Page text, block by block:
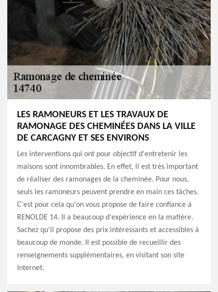
LES RAMONEURS ET LES TRAVAUX DE
RAMONAGE DES CHEMINÉES DANS LA VILLE
DE CARCAGNY ET SES ENVIRONS
Les interventions qui ont pour objectif d'entretenir les
maisons sont innombrables. En effet, il est très important
de réaliser des ramonages de la cheminée. Pour nous,
seuls les ramoneurs peuvent prendre en main ces tâches.
C'est pour cela qu'on vous propose de faire confiance à
RENOLDE 14. Il a beaucoup d'expérience en la matière.
Sachez qu'il propose des prix intéressants et accessibles à
beaucoup de monde. Il est possible de recueillir des
renseignements supplémentaires, en visitant son site
Internet.